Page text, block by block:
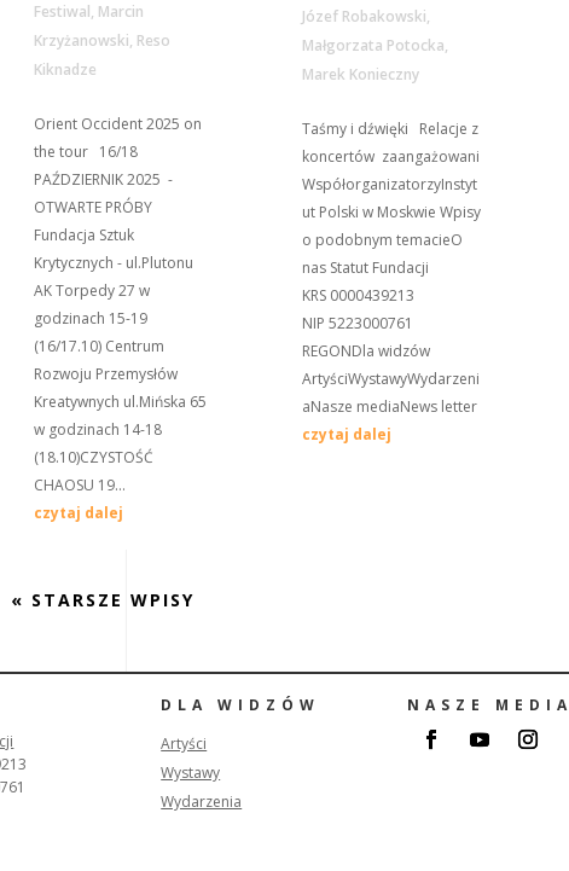
Festiwal, Marcin
Krzyżanowski, Reso
Kiknadze
Orient Occident 2025 on
the tour 16/18
PAŹDZIERNIK 2025 -
OTWARTE PRÓBY
Fundacja Sztuk
Krytycznych - ul.Plutonu
AK Torpedy 27 w
godzinach 15-19
(16/17.10) Centrum
Rozwoju Przemysłów
Kreatywnych ul.Mińska 65
w godzinach 14-18
(18.10)CZYSTOŚĆ
CHAOSU 19...
czytaj dalej
Józef Robakowski,
Małgorzata Potocka,
Marek Konieczny
Taśmy i dźwięki Relacje z
koncertów zaangażowani
WspółorganizatorzyInstyt
ut Polski w Moskwie Wpisy
o podobnym temacieO
nas Statut Fundacji
KRS 0000439213
NIP 5223000761
REGONDla widzów
ArtyściWystawyWydarzeni
aNasze mediaNews letter
czytaj dalej
« STARSZE WPISY
DLA WIDZÓW
Artyści
Wystawy
Wydarzenia
NASZE MEDIA